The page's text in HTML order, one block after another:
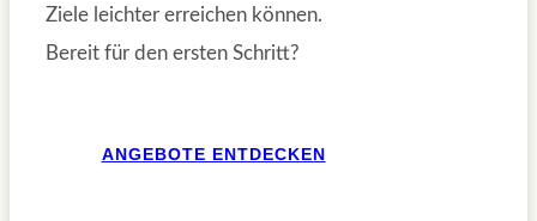
Ziele leichter erreichen können.
Bereit für den ersten Schritt?
ANGEBOTE ENTDECKEN